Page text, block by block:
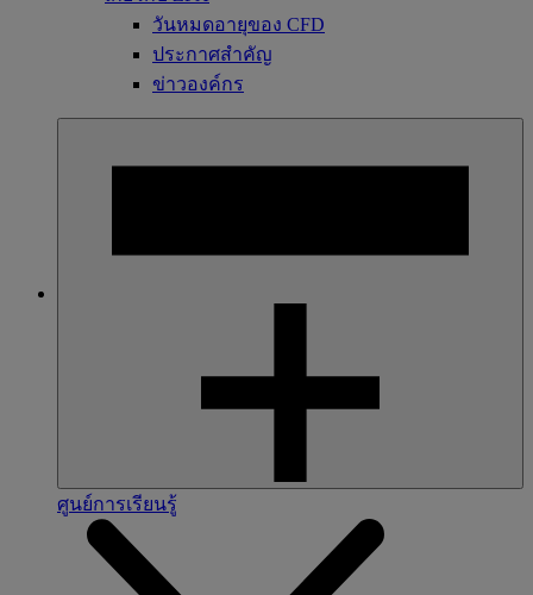
วันหมดอายุของ CFD
ประกาศสำคัญ
ข่าวองค์กร
ศูนย์การเรียนรู้